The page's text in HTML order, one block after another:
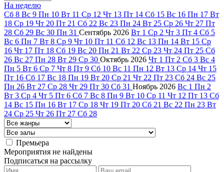
На неделю
Сб 8 Вс 9 Пн 10 Вт 11 Ср 12 Чт 13 Пт 14 Сб 15 Вс 16 Пн 17 Вт
18 Ср 19 Чт 20 Пт 21 Сб 22 Вс 23 Пн 24 Вт 25 Ср 26 Чт 27 Пт
28 Сб 29 Вс 30 Пн 31 Сентябрь 2026 Вт 1 Ср 2 Чт 3 Пт 4 Сб 5
Вс 6 Пн 7 Вт 8 Ср 9 Чт 10 Пт 11 Сб 12 Вс 13 Пн 14 Вт 15 Ср
16 Чт 17 Пт 18 Сб 19 Вс 20 Пн 21 Вт 22 Ср 23 Чт 24 Пт 25 Сб
26 Вс 27 Пн 28 Вт 29 Ср 30 Октябрь 2026 Чт 1 Пт 2 Сб 3 Вс 4
Пн 5 Вт 6 Ср 7 Чт 8 Пт 9 Сб 10 Вс 11 Пн 12 Вт 13 Ср 14 Чт 15
Пт 16 Сб 17 Вс 18 Пн 19 Вт 20 Ср 21 Чт 22 Пт 23 Сб 24 Вс 25
Пн 26 Вт 27 Ср 28 Чт 29 Пт 30 Сб 31 Ноябрь 2026 Вс 1 Пн 2
Вт 3 Ср 4 Чт 5 Пт 6 Сб 7 Вс 8 Пн 9 Вт 10 Ср 11 Чт 12 Пт 13 Сб
14 Вс 15 Пн 16 Вт 17 Ср 18 Чт 19 Пт 20 Сб 21 Вс 22 Пн 23 Вт
24 Ср 25 Чт 26 Пт 27 Сб 28
Премьера
Мероприятия не найдены
Подписаться на рассылку